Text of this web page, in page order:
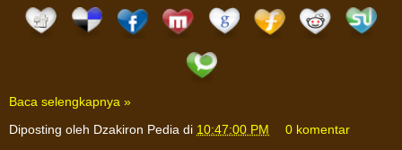
Baca selengkapnya »
Diposting oleh Dzakiron Pedia di 10:47:00 PM 0 komentar